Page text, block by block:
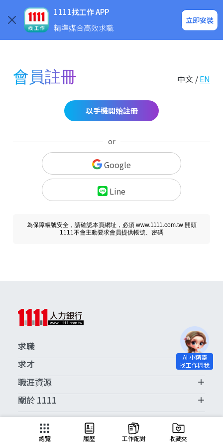
1111找工作 APP
精準媒合高效求職
立即安裝
企業求才
會員註冊 中文 /EN
以手機開始註冊
or
Google
Line
為保障帳號安全，請確認本頁網址，必須 www.1111.com.tw 開頭
1111不會主動要求會員提供帳號、密碼
求職
求才
職涯資源
關於 1111
求職服務中心
總覽 履歷 工作配對 收藏夾